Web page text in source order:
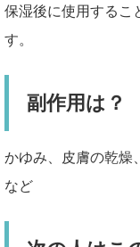
保湿後に使用するこ
す。
副作用は？
かゆみ、皮膚の乾燥
など